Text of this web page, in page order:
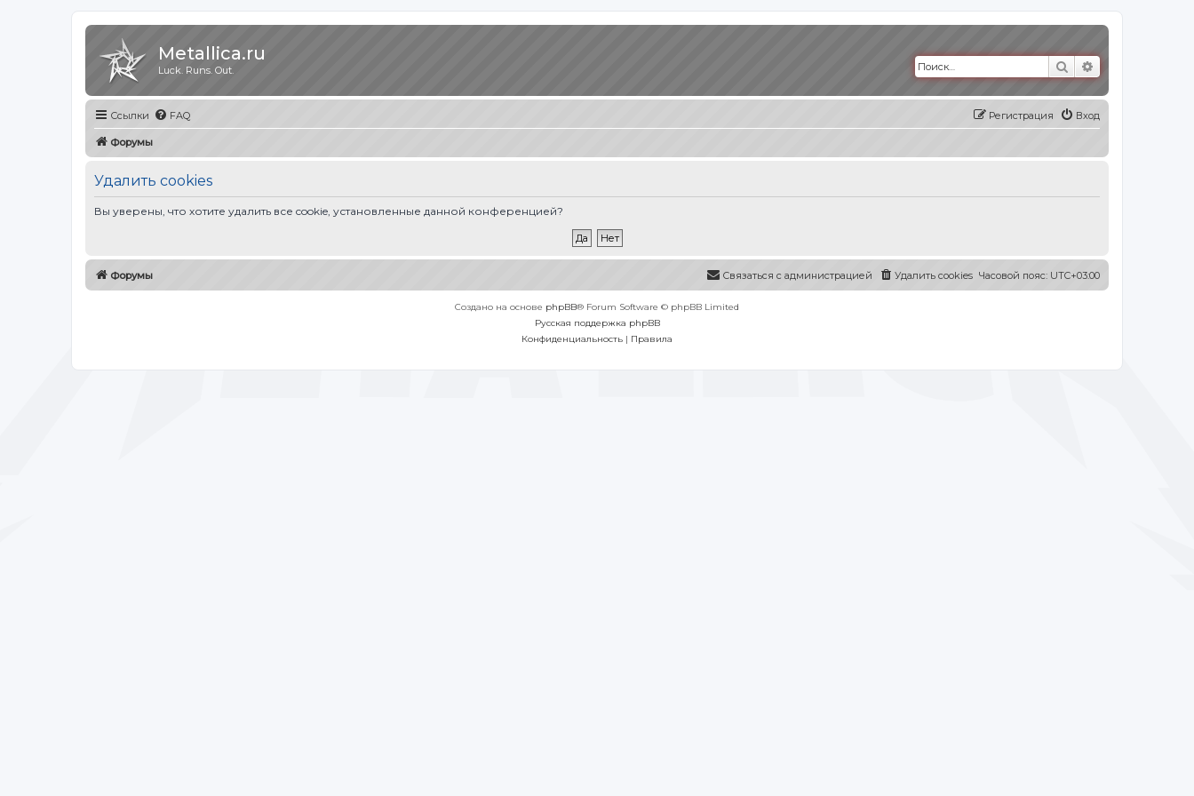
Metallica.ru
Luck. Runs. Out. Поиск
Ссылки FAQ Вход
Регистрация
Форумы
Удалить cookies
Вы уверены, что хотите удалить все cookie, установленные данной конференцией?
Форумы Часовой пояс: UTC+03:00
Удалить cookies
Связаться с администрацией
Создано на основе phpBB® Forum Software © phpBB Limited
Русская поддержка phpBB
Конфиденциальность | Правила